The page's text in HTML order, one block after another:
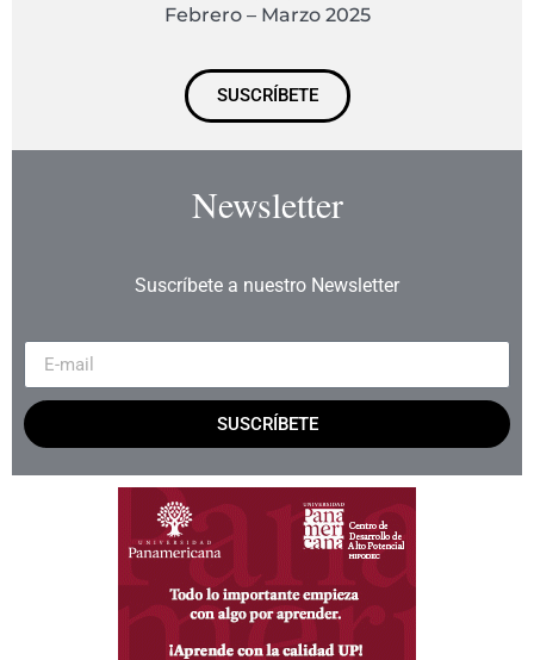
Febrero – Marzo 2025
SUSCRÍBETE
Newsletter
Suscríbete a nuestro Newsletter
SUSCRÍBETE